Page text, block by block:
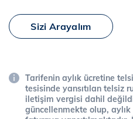
Sizi Arayalım
Tarifenin aylık ücretine
tesisinde yansıtılan telsiz
iletişim vergisi dahil
güncellenmekte olup,